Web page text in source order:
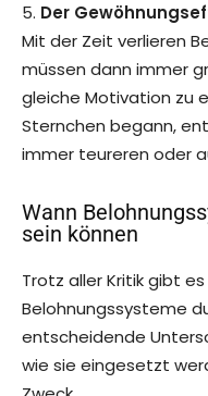
5. Der
Mit der Zeit verlieren
müssen dann immer
gleiche Motivation zu
Sternchen begann,
immer teureren oder
Wann
sein können
Trotz aller Kritik gibt
Belohnungssysteme
entscheidende
wie sie eingesetzt